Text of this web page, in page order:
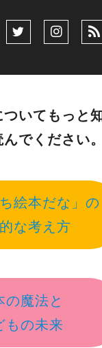
いてもっと
でください。
ち絵本だな」の
な考え方
の魔法と
もの未来